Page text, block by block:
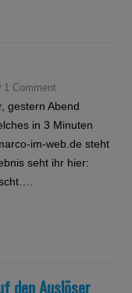
1 Comment
gestern Abend
in 3 Minuten
im-web.de steht
seht ihr hier:
den Auslöser